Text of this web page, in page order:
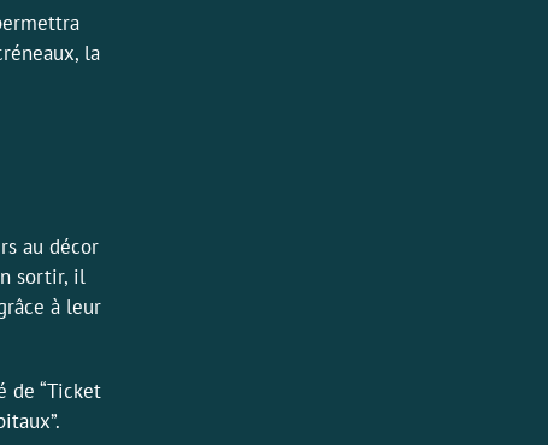
la
au décor
sortir, il
à leur
de “Ticket
”.